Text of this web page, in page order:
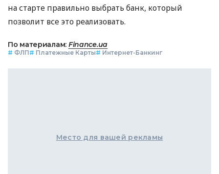
на старте правильно выбрать банк, который
позволит все это реализовать.
По материалам: Finance.ua
# ФЛП# Платежные Карты# Интернет-Банкинг
Место для вашей рекламы